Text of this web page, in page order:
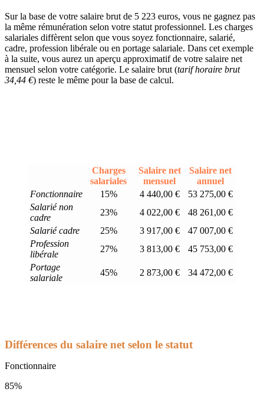
Sur la base de votre salaire brut de 5 223 euros, vous ne gagnez pas
la même rémunération selon votre statut professionnel. Les charges
salariales diffèrent selon que vous soyez fonctionnaire, salarié,
cadre, profession libérale ou en portage salariale. Dans cet exemple
à la suite, vous aurez un aperçu approximatif de votre salaire net
mensuel selon votre catégorie. Le salaire brut (tarif horaire brut
34,44 €) reste le même pour la base de calcul.
Charges
salariales
Salaire net
mensuel
Salaire net
annuel
Fonctionnaire
15% 4 440,00 €
53 275,00 €
Salarié non
cadre
23% 4 022,00 €
48 261,00 €
Salarié cadre
25% 3 917,00 €
47 007,00 €
Profession
libérale
27% 3 813,00 €
45 753,00 €
Portage
salariale
45% 2 873,00 € 34 472,00 €
Différences du salaire net selon le statut
Fonctionnaire
85%